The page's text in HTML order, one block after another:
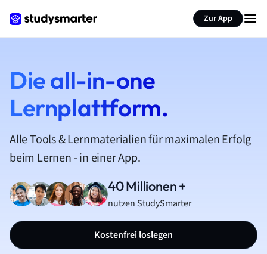
Zur App
Die all-in-one
Lernplattform.
Alle Tools & Lernmaterialien für maximalen Erfolg
beim Lernen - in einer App.
40 Millionen +
nutzen StudySmarter
Kostenfrei loslegen